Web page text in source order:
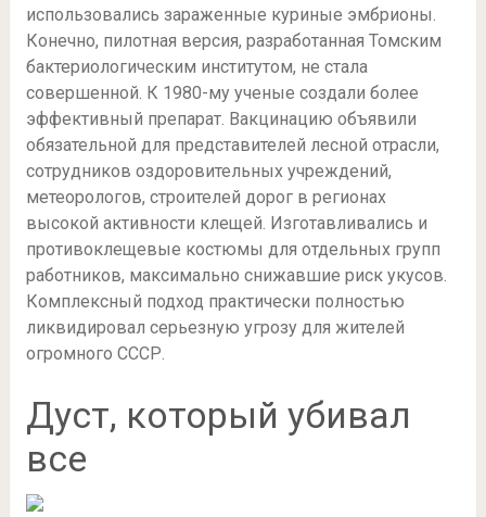
использовались зараженные куриные эмбрионы.
Конечно, пилотная версия, разработанная Томским
бактериологическим институтом, не стала
совершенной. К 1980-му ученые создали более
эффективный препарат. Вакцинацию объявили
обязательной для представителей лесной отрасли,
сотрудников оздоровительных учреждений,
метеорологов, строителей дорог в регионах
высокой активности клещей. Изготавливались и
противоклещевые костюмы для отдельных групп
работников, максимально снижавшие риск укусов.
Комплексный подход практически полностью
ликвидировал серьезную угрозу для жителей
огромного СССР.
Дуст, который убивал
все